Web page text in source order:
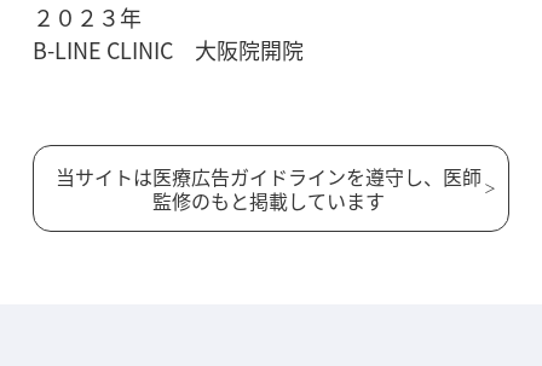
２０２３年
B-LINE CLINIC 大阪院開院
当サイトは医療広告ガイドラインを遵守し、医師
監修のもと掲載しています